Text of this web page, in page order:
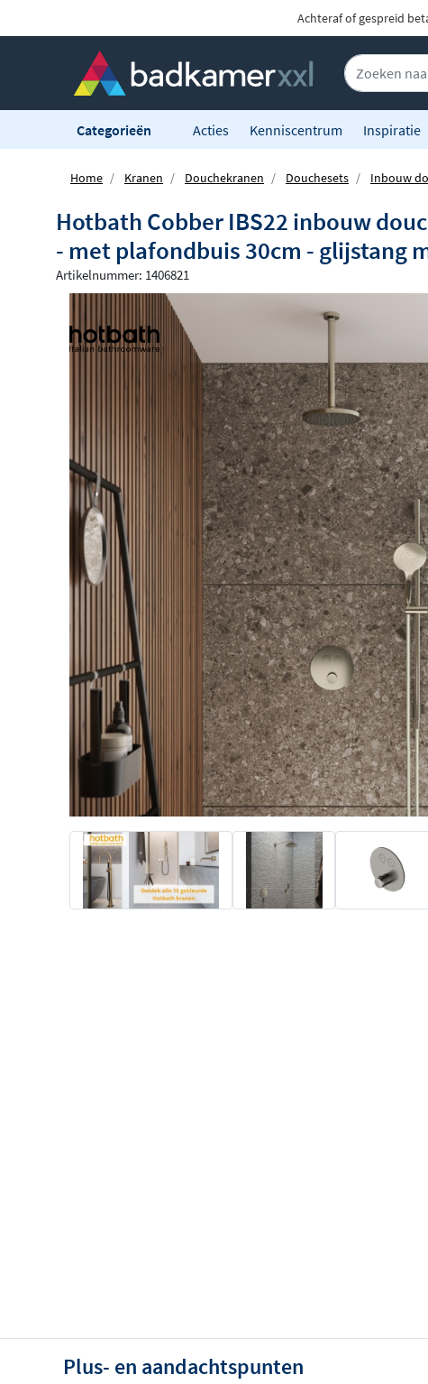
Achteraf of gespreid
Categorieën Acties Kenniscentrum Inspiratie
Home Kranen Douchekranen Douchesets Inbouw
Hotbath Cobber IBS22 inbouw
- met plafondbuis 30cm - glijstang
Artikelnummer: 1406821
Plus- en aandachtspunten